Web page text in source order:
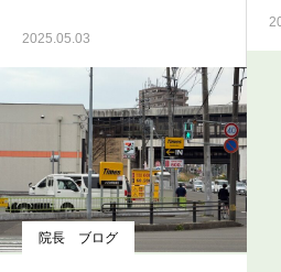
2025.05.03
院長 ブログ